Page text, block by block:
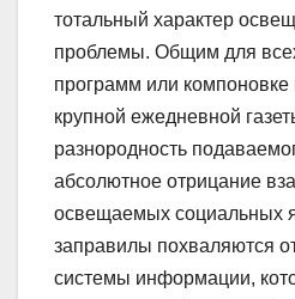
тотальный характер
проблемы. Общим для
программ или
крупной ежедневной
разнородность
абсолютное отрицание
освещаемых социальных
заправилы похваляются
системы информации,